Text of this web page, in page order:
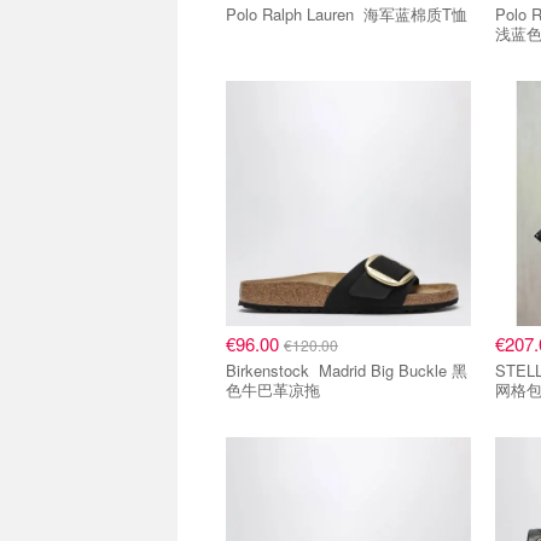
Polo Ralph Lauren 海军蓝棉质T恤
Polo
浅蓝色
€96.00 €120.00
Birkenstock Madrid Big Buckle 黑
色牛巴革凉拖
网格包